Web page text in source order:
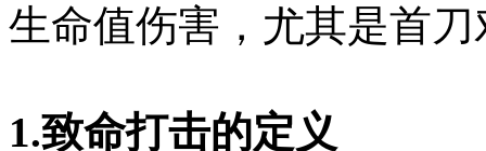
生命值伤害，尤其是首
1.致命打击的定义